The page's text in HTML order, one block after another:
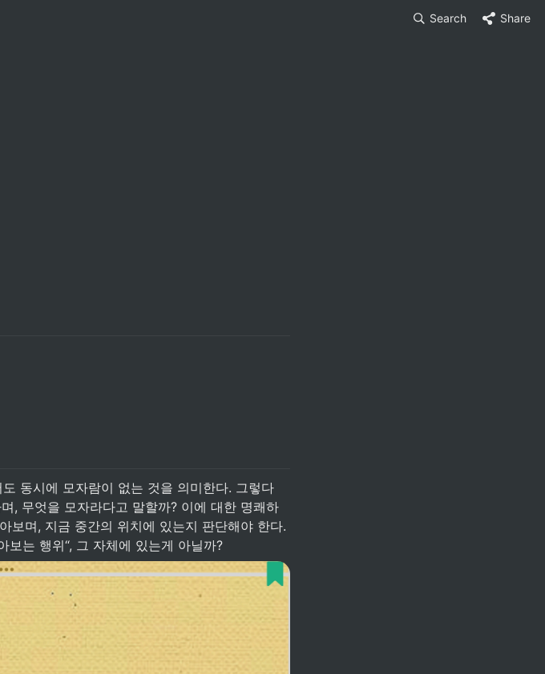
Search Share
, 무엇을 모자라다고 말할까? 이에 대한 명쾌하
보며, 지금 중간의 위치에 있는지 판단해야 한다.
보는 행위“, 그 자체에 있는게 아닐까?